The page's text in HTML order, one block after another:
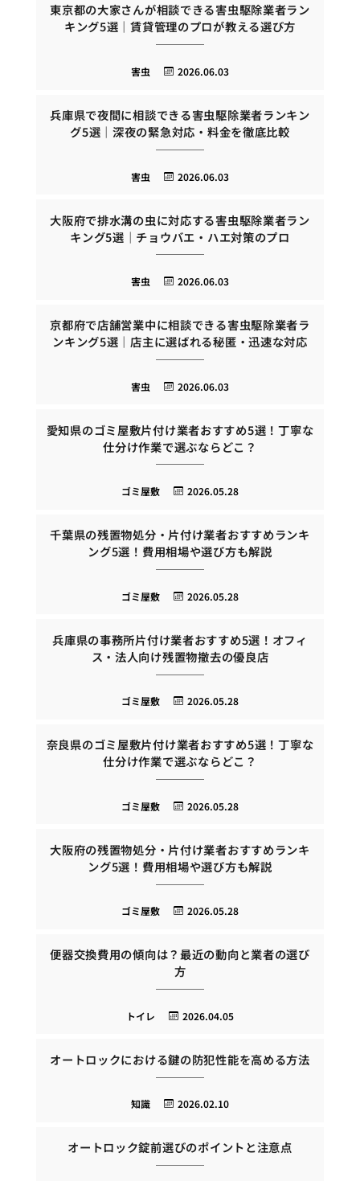
東京都の大家さんが相談できる害虫駆除業者ラン
キング5選｜賃貸管理のプロが教える選び方
2026.06.03
害虫
兵庫県で夜間に相談できる害虫駆除業者ランキン
グ5選｜深夜の緊急対応・料金を徹底比較
2026.06.03
害虫
大阪府で排水溝の虫に対応する害虫駆除業者ラン
キング5選｜チョウバエ・ハエ対策のプロ
2026.06.03
害虫
京都府で店舗営業中に相談できる害虫駆除業者ラ
ンキング5選｜店主に選ばれる秘匿・迅速な対応
2026.06.03
害虫
愛知県のゴミ屋敷片付け業者おすすめ5選！丁寧な
仕分け作業で選ぶならどこ？
2026.05.28
ゴミ屋敷
千葉県の残置物処分・片付け業者おすすめランキ
ング5選！費用相場や選び方も解説
2026.05.28
ゴミ屋敷
兵庫県の事務所片付け業者おすすめ5選！オフィ
ス・法人向け残置物撤去の優良店
2026.05.28
ゴミ屋敷
奈良県のゴミ屋敷片付け業者おすすめ5選！丁寧な
仕分け作業で選ぶならどこ？
2026.05.28
ゴミ屋敷
大阪府の残置物処分・片付け業者おすすめランキ
ング5選！費用相場や選び方も解説
2026.05.28
ゴミ屋敷
便器交換費用の傾向は？最近の動向と業者の選び
方
2026.04.05
トイレ
オートロックにおける鍵の防犯性能を高める方法
2026.02.10
知識
オートロック錠前選びのポイントと注意点